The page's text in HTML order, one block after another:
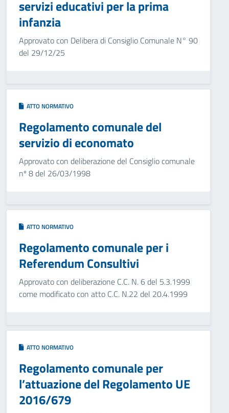
servizi educativi per la prima
infanzia
Approvato con Delibera di Consiglio Comunale N° 90
del 29/12/25
ATTO NORMATIVO
Regolamento comunale del
servizio di economato
Approvato con deliberazione del Consiglio comunale
nº 8 del 26/03/1998
ATTO NORMATIVO
Regolamento comunale per i
Referendum Consultivi
Approvato con deliberazione C.C. N. 6 del 5.3.1999
come modificato con atto C.C. N.22 del 20.4.1999
ATTO NORMATIVO
Regolamento comunale per
l’attuazione del Regolamento UE
2016/679